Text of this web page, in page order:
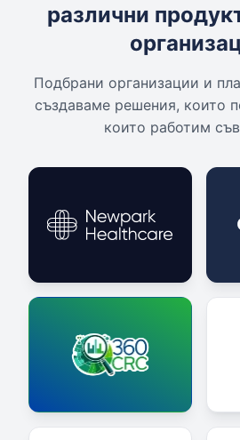
различни
Подбрани организации и
създаваме решения, които
които работим